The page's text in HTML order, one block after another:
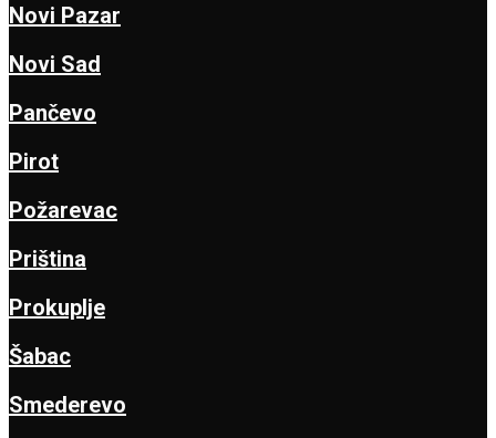
Novi Pazar
Novi Sad
Pančevo
Pirot
Požarevac
Priština
Prokuplje
Šabac
Smederevo